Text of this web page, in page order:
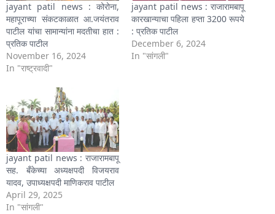
jayant patil news : कोरोना,
महापूराच्या संकटकाळात आ.जयंतराव
पाटील यांचा सामान्यांना मदतीचा हात :
प्रतिक पाटील
November 16, 2024
In "राष्ट्रवादी"
jayant patil news : राजारामबापू
कारखान्याचा पहिला हप्ता 3200 रूपये
: प्रतिक पाटील
December 6, 2024
In "सांगली"
jayant patil news : राजारामबापू
सह. बँकेच्या अध्यक्षपदी विजयराव
यादव, उपाध्यक्षपदी माणिकराव पाटील
April 29, 2025
In "सांगली"